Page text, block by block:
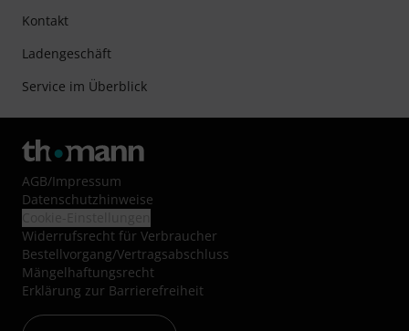
Kontakt
Ladengeschäft
Service im Überblick
AGB/Impressum
Datenschutzhinweise
Widerrufsrecht für Verbraucher
Bestellvorgang/Vertragsabschluss
Mängelhaftungsrecht
Erklärung zur Barrierefreiheit